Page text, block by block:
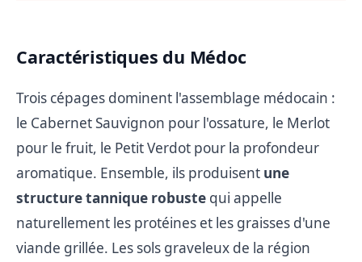
Caractéristiques du Médoc
Trois cépages dominent l'assemblage médocain :
le Cabernet Sauvignon pour l'ossature, le Merlot
pour le fruit, le Petit Verdot pour la profondeur
aromatique. Ensemble, ils produisent une
structure tannique robuste qui appelle
naturellement les protéines et les graisses d'une
viande grillée. Les sols graveleux de la région